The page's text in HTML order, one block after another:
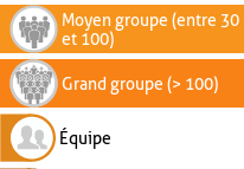
Moyen groupe (entre 30
et 100)
Grand groupe (> 100)
Équipe